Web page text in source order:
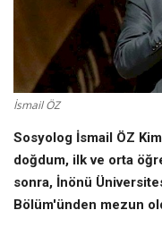
Fotoğraf
Video
Röportaj
Biyografi
İsmail ÖZ
Sosyolog İsmail ÖZ
doğdum, ilk ve orta
sonra, İnönü
Bölüm'ünden mezun